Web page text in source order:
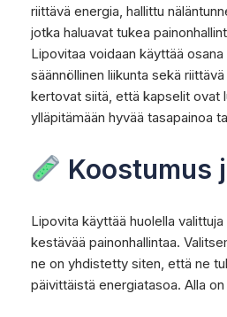
riittävä energia, hallittu
jotka haluavat tukea
Lipovitaa voidaan käyttää
säännöllinen liikunta sekä
kertovat siitä, että kapselit ovat
ylläpitämään hyvää tasapainoa
Koostumus
Lipovita käyttää huolella
kestävää painonhallintaa.
ne on yhdistetty siten, että ne
päivittäistä energiatasoa. Alla